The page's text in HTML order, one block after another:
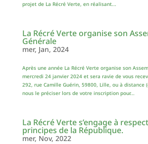
projet de La Récré Verte, en réalisant...
La Récré Verte organise son
Générale
mer, Jan, 2024
Après une année La Récré Verte organise son
mercredi 24 janvier 2024 et sera ravie de vous
292, rue Camille Guérin, 59800, Lille, ou à distance
nous le préciser lors de votre inscription pour...
La Récré Verte s’engage à
principes de la République.
mer, Nov, 2022